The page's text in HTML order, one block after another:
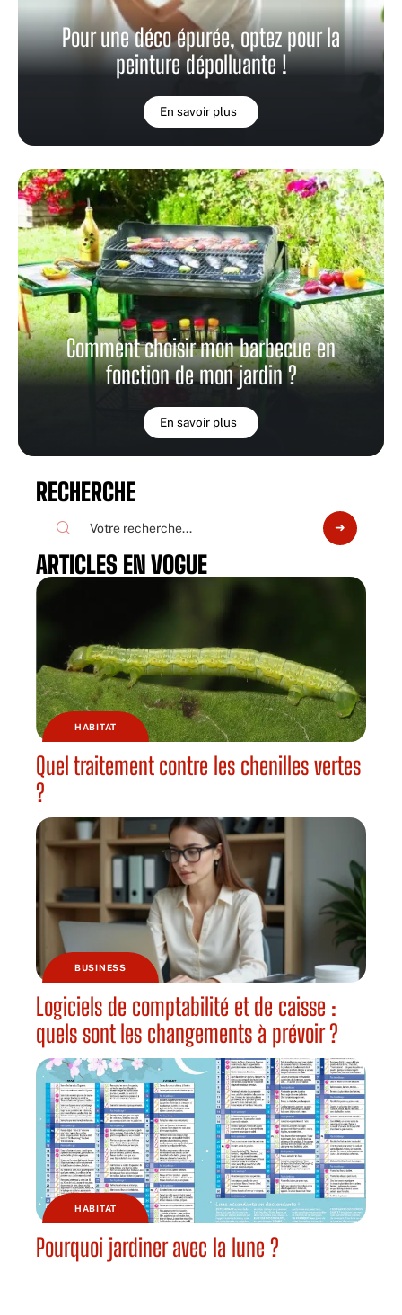
Pour une déco épurée, optez pour la
peinture dépolluante !
En savoir plus
Comment choisir mon barbecue en
fonction de mon jardin ?
En savoir plus
RECHERCHE
ARTICLES EN VOGUE
HABITAT
Quel traitement contre les chenilles vertes
?
BUSINESS
Logiciels de comptabilité et de caisse :
quels sont les changements à prévoir ?
HABITAT
Pourquoi jardiner avec la lune ?